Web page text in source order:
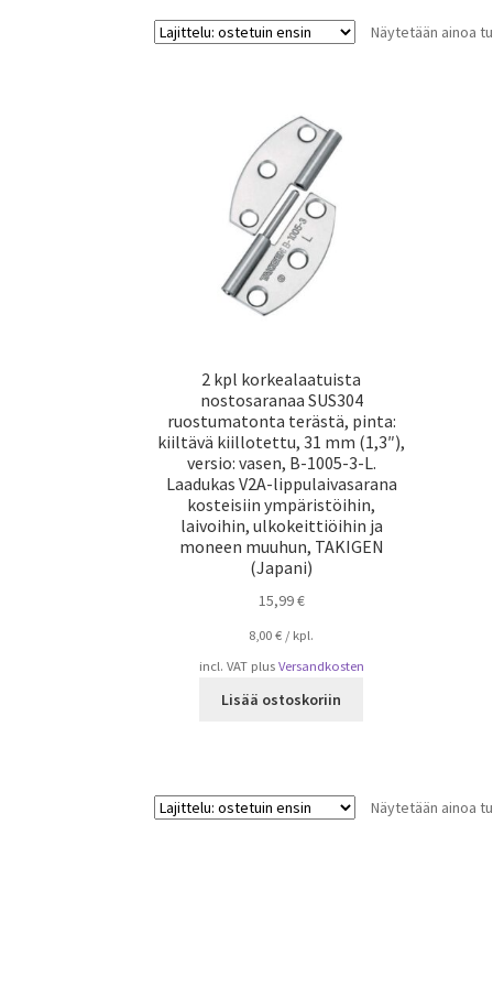
Näytetään ainoa
2 kpl korkealaatuista
nostosaranaa SUS304
ruostumatonta terästä, pinta:
kiiltävä kiillotettu, 31 mm (1,3″),
versio: vasen, B-1005-3-L.
Laadukas V2A-lippulaivasarana
kosteisiin ympäristöihin,
laivoihin, ulkokeittiöihin ja
moneen muuhun, TAKIGEN
(Japani)
15,99€
8,00€ / kpl.
incl. VAT plus Versandkosten
Lisää ostoskoriin
Näytetään ainoa